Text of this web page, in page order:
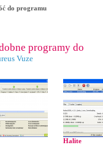
do programu
programy do
Vuze
Halite